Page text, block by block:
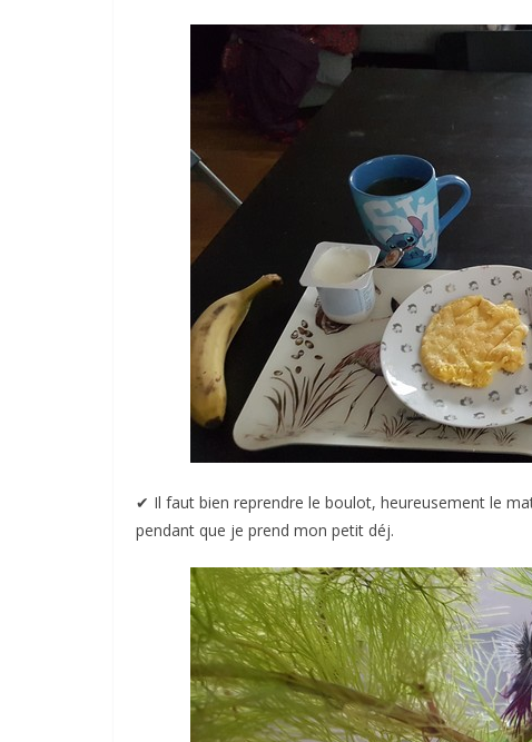
✔︎ Il faut bien reprendre le boulot, heureusement le
pendant que je prend mon petit déj.